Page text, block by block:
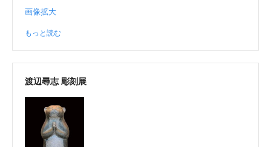
画像拡大
もっと読む
渡辺尋志 彫刻展